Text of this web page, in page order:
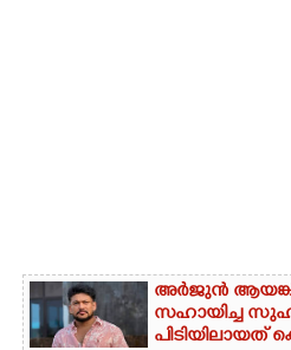
അർജുൻ
സഹായിച്ച
പിടിയിലായത്